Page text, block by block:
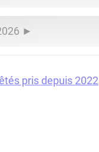
pris depuis 2022